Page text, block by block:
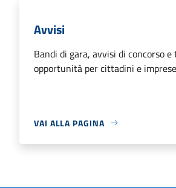
Avvisi
Bandi di gara, avvisi di concorso
opportunità per cittadini e
VAI ALLA PAGINA